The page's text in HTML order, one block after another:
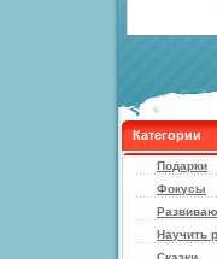
Категории
Подарки
Фокусы
Научить